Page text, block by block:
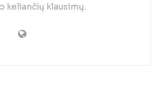
keliančių klausimų.